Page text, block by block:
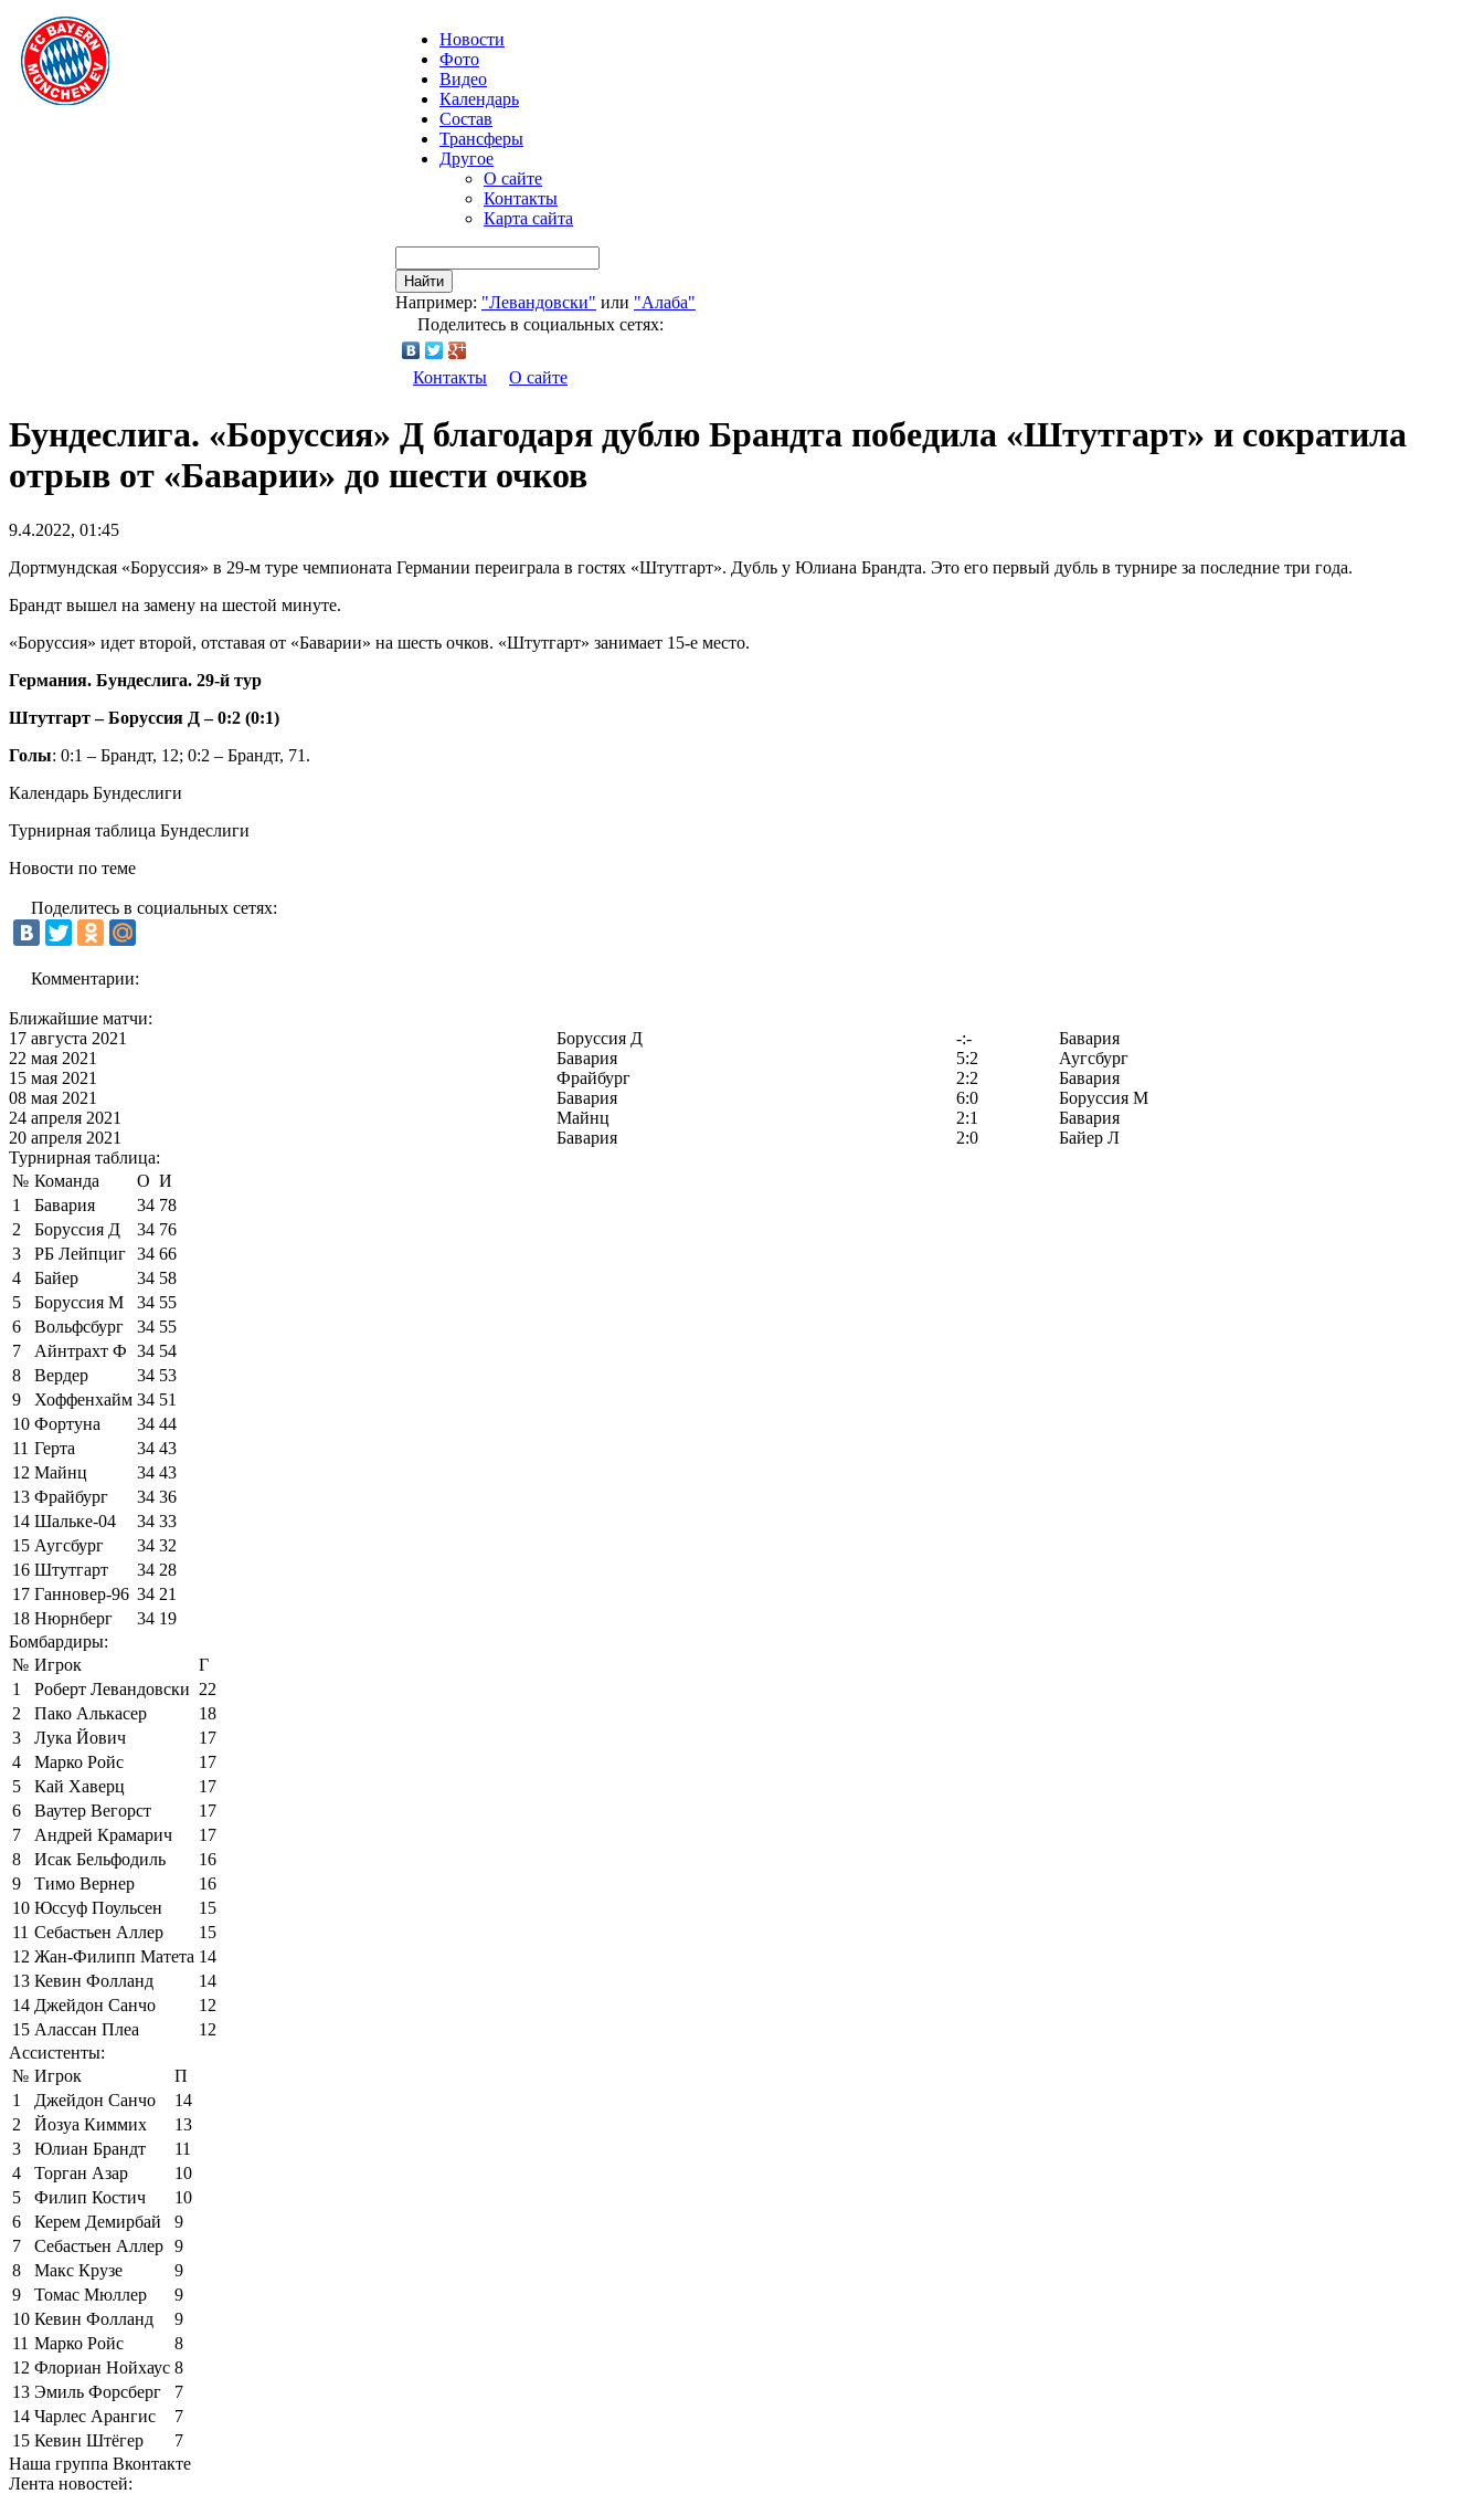
Новости
Фото
Видео
Календарь
Состав
Трансферы
Другое
О сайте
Контакты
Карта сайта
Найти
Например: "Левандовски" или "Алаба"
Поделитесь в социальных сетях:
Контакты О сайте
Бундеслига. «Боруссия» Д благодаря дублю Брандта победила «Штутгарт» и сократила
отрыв от «Баварии» до шести очков
9.4.2022, 01:45
Дортмундская «Боруссия» в 29-м туре чемпионата Германии переиграла в гостях «Штутгарт». Дубль у Юлиана Брандта. Это его первый дубль в турнире за последние три года.
Брандт вышел на замену на шестой минуте.
«Боруссия» идет второй, отставая от «Баварии» на шесть очков. «Штутгарт» занимает 15-е место.
Германия. Бундеслига. 29-й тур
Штутгарт – Боруссия Д – 0:2 (0:1)
Голы: 0:1 – Брандт, 12; 0:2 – Брандт, 71.
Календарь Бундеслиги
Турнирная таблица Бундеслиги
Новости по теме
Поделитесь в социальных сетях:
Комментарии:
Ближайшие матчи:
17 августа 2021
Боруссия Д -:-
Бавария
22 мая 2021
Бавария 5:2
Аугсбург
15 мая 2021
Фрайбург 2:2
Бавария
08 мая 2021
Бавария 6:0
Боруссия М
24 апреля 2021
Майнц 2:1
Бавария
20 апреля 2021
Бавария 2:0
Байер Л
Турнирная таблица:
№ Команда О И
1
Бавария 34 78
2
Боруссия Д 34 76
3
РБ Лейпциг 34 66
4
Байер 34 58
5
Боруссия М 34 55
6
Вольфсбург 34 55
7
Айнтрахт Ф 34 54
8
Вердер 34 53
9
Хоффенхайм 34 51
10 Фортуна 34 44
11 Герта 34 43
12 Майнц 34 43
13 Фрайбург 34 36
14 Шальке-04 34 33
15 Аугсбург 34 32
16 Штутгарт 34 28
17 Ганновер-96 34 21
18 Нюрнберг 34 19
Бомбардиры:
№ Игрок
Г
1
Роберт Левандовски 22
2
Пако Алькасер
18
3
Лука Йович
17
4
Марко Ройс
17
5
Кай Хаверц
17
6
Ваутер Вегорст
17
7
Андрей Крамарич
17
8
Исак Бельфодиль
16
9
Тимо Вернер
16
10 Юссуф Поульсен
15
11 Себастьен Аллер
15
12 Жан-Филипп Матета 14
13 Кевин Фолланд
14
14 Джейдон Санчо
12
15 Алассан Плеа
12
Ассистенты:
№ Игрок
П
1
Джейдон Санчо
14
2
Йозуа Киммих
13
3
Юлиан Брандт
11
4
Торган Азар
10
5
Филип Костич
10
6
Керем Демирбай
9
7
Себастьен Аллер 9
8
Макс Крузе
9
9
Томас Мюллер
9
10 Кевин Фолланд
9
11 Марко Ройс
8
12 Флориан Нойхаус 8
13 Эмиль Форсберг
7
14 Чарлес Арангис
7
15 Кевин Штёгер
7
Наша группа Вконтакте
Лента новостей: